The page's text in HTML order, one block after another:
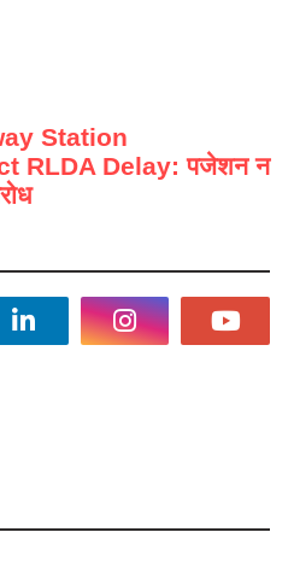
Station
RLDA Delay: पजेशन न